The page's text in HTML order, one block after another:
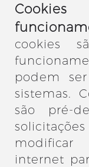
Cookies
cookies
podem
sistemas.
são pré-
internet